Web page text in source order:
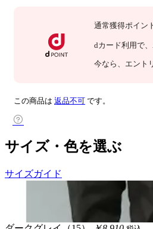
通常獲得ポイン
dカード利用で、
今なら 、エント
この商品は 返品不可 です。
サイズ・色を選ぶ
サイズガイド